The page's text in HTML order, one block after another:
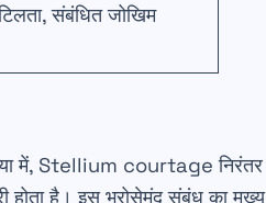
संबंधित जोखिम
में, Stellium courtage निरंतर
होता है। इस भरोसेमंद संबंध का मुख्य